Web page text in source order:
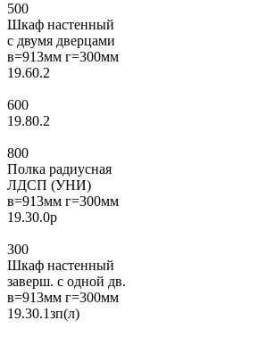
500
Шкаф настенный
с двумя дверцами
в=913мм г=300мм
19.60.2
600
19.80.2
800
Полка радиусная
ЛДСП (УНИ)
в=913мм г=300мм
19.30.0р
300
Шкаф настенный
заверш. с одной дв.
в=913мм г=300мм
19.30.1зп(л)